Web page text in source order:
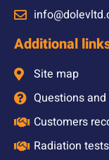
Additional
Site map
Questions
Customers
Radiation